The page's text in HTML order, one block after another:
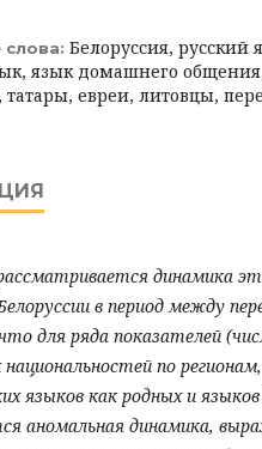
Белоруссия, русский
язык домашнего
евреи, литовцы,
динамика
в период между
для ряда показателей
по регионам,
языков как родных и
аномальная динамика,